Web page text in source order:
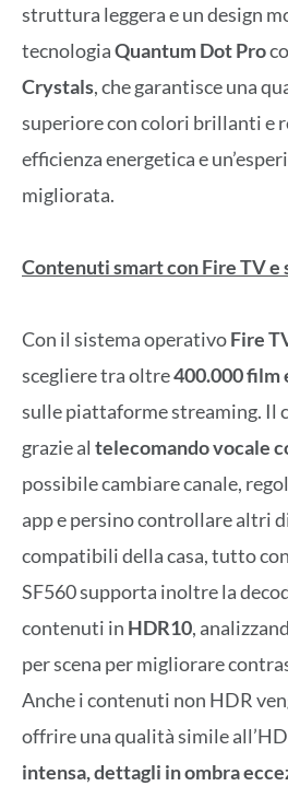
struttura leggera e un design
tecnologiaQuantum Dot Pro
Crystals, che garantisce una
superiore con colori brillanti e
efficienza energetica e
migliorata.
Contenuti smart con Fire TV e
Con il sistema operativoFire
scegliere tra oltre400.000 film
sulle piattaforme streaming. Il
grazie al telecomando vocale
possibile cambiare canale,
app e persino controllare altri
compatibili della casa, tutto
SF560 supporta inoltre la
contenuti in HDR10,
per scena per migliorare
Anche i contenuti non HDR
offrire una qualità simile
intensa, dettagli in ombra